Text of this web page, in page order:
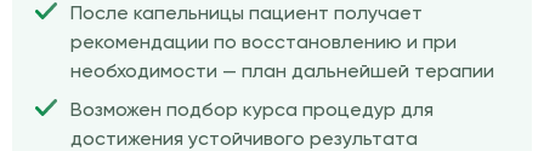
После капельницы пациент получает
рекомендации по восстановлению и при
необходимости — план дальнейшей терапии
Возможен подбор курса процедур для
достижения устойчивого результата